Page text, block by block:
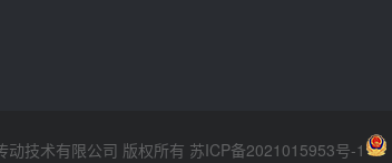
技术有限公司 版权所有 苏ICP备2021015953号-1